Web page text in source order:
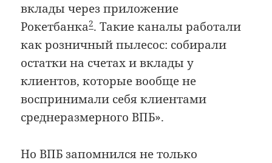
вклады через приложение
Рокетбанка2. Такие каналы работали
как розничный пылесос: собирали
остатки на счетах и вклады у
клиентов, которые вообще не
воспринимали себя клиентами
среднеразмерного ВПБ».
Но ВПБ запомнился не только